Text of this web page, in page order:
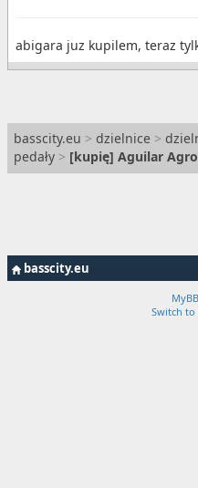
abigara juz kupilem, teraz
basscity.eu > dzielnice >
pedały > [kupię] Aguilar
basscity.eu
Switch to